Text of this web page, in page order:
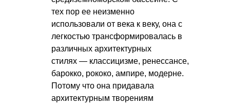
тех пор ее неизменно
использовали от века к веку, она с
легкостью трансформировалась в
различных архитектурных
стилях — классицизме, ренессансе,
барокко, рококо, ампире, модерне.
Потому что она придавала
архитектурным творениям